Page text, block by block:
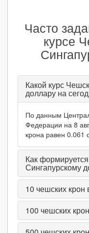
Часто
курсе
Какой курс
доллару на
По данным
Федерации на 8
крона равен 0.061
Как
Сингапурскому
10 чешских крон
100 чешских